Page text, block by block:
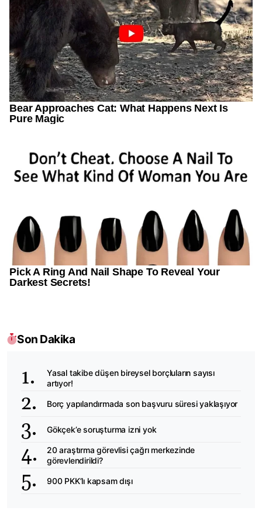
Son Dakika
Yasal takibe düşen bireysel borçluların sayısı
artıyor!
Borç yapılandırmada son başvuru süresi yaklaşıyor
Gökçek’e soruşturma izni yok
20 araştırma görevlisi çağrı merkezinde
görevlendirildi?
900 PKK’lı kapsam dışı